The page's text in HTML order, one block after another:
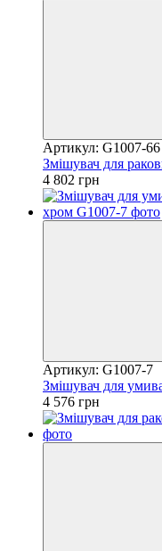
Артикул: G1007-66
Змішувач для
4 802 грн
Артикул: G1007-7
Змішувач для
4 576 грн